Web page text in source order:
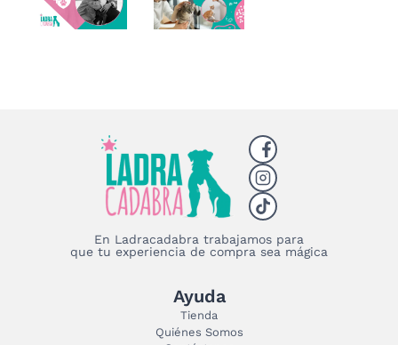
En Ladracadabra trabajamos para
que tu experiencia de compra sea mágica
Ayuda
Tienda
Quiénes Somos